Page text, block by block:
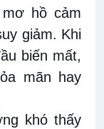
hồ cảm
giảm. Khi
biến mất,
mãn hay
khó thấy